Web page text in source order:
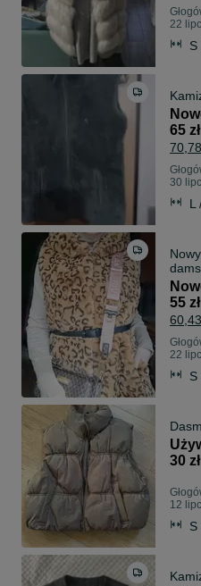
22
S
65 zł
30
L
S M
55 zł
22
S
30 zł
12
S